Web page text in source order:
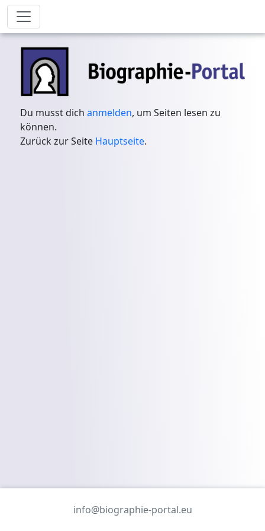
Du musst dichanmelden, um Seiten lesen zu
können.
Zurück zur Seite Hauptseite.
info@biographie-portal.eu